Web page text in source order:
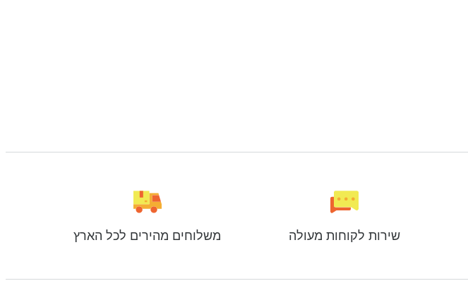
שירות לקוחות מעולה משלוחים מהירים לכל הארץ